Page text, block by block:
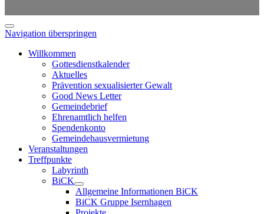
Navigation überspringen
Willkommen
Gottesdienstkalender
Aktuelles
Prävention sexualisierter Gewalt
Good News Letter
Gemeindebrief
Ehrenamtlich helfen
Spendenkonto
Gemeindehausvermietung
Veranstaltungen
Treffpunkte
Labyrinth
BiCK
Allgemeine Informationen BiCK
BiCK Gruppe Isernhagen